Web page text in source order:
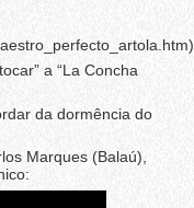
a “La Concha
da dormência do
Marques (Balaú),